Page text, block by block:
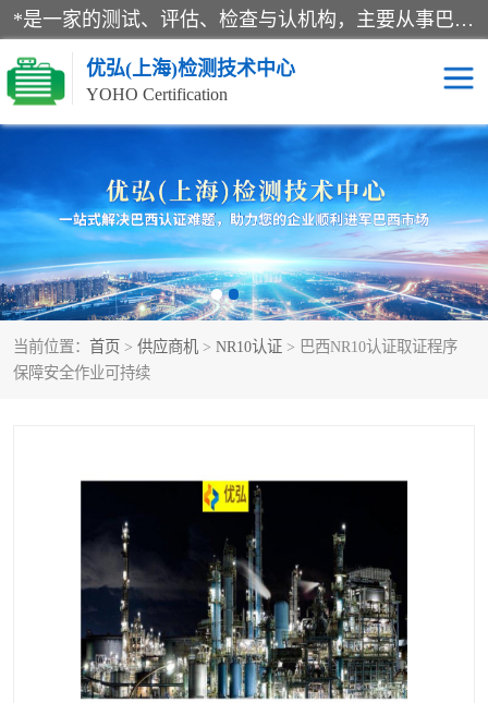
*是一家的测试、评估、检查与认机构，主要从事巴西NR10认证、NR12认证、NR13认证；ANATEL认证、INMTRO认证，欧盟CE认证：MD认证，PED认证，MID认证，ATEX认证，德国蓝色天使认证。
优弘(上海)检测技术中心
YOHO Certification
当前位置： 首页 > 供应商机 > NR10认证 > 巴西NR10认证取证程序
保障安全作业可持续
RECYCLASS认证 NR10认证
NR12认证 NR13认证
ART认证 巴西NR认证
巴西认证 RETIE认证